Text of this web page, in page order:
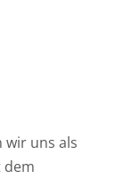
wir uns als
dem